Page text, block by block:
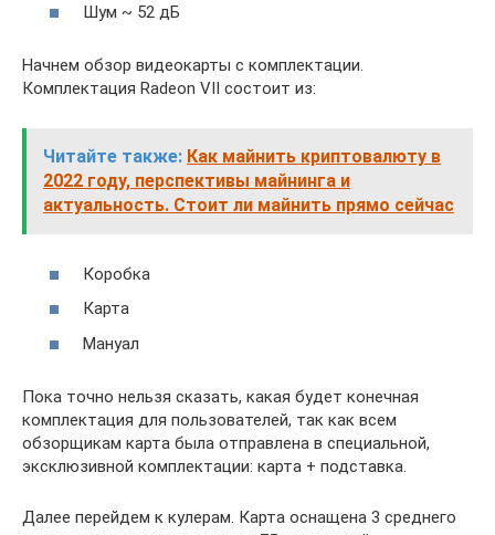
Шум ~ 52 дБ
Начнем обзор видеокарты с комплектации.
Комплектация Radeon VII состоит из:
Читайте также: Как майнить криптовалюту в
2022 году, перспективы майнинга и
актуальность. Стоит ли майнить прямо сейчас
Коробка
Карта
Мануал
Пока точно нельзя сказать, какая будет конечная
комплектация для пользователей, так как всем
обзорщикам карта была отправлена в специальной,
эксклюзивной комплектации: карта + подставка.
Далее перейдем к кулерам. Карта оснащена 3 среднего